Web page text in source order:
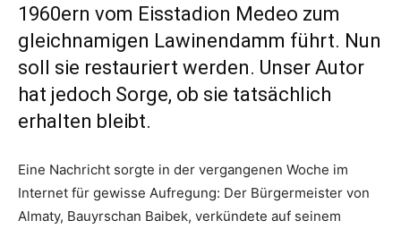
1960ern vom Eisstadion Medeo zum
gleichnamigen Lawinendamm führt. Nun
soll sie restauriert werden. Unser Autor
hat jedoch Sorge, ob sie tatsächlich
erhalten bleibt.
Eine Nachricht sorgte in der vergangenen Woche im
Internet für gewisse Aufregung: Der Bürgermeister von
Almaty, Bauyrschan Baibek, verkündete auf seinem